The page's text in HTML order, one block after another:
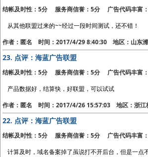
结帐及时性：5分 服务商信誉：5分 广告代码丰富
从其他联盟过来的~~经过一段时间测试，还不错！
作者：匿名 时间：2017/4/29 8:40:30 地区：山东
23. 点评：海蓝广告联盟
结帐及时性：5分 服务商信誉：5分 广告代码丰富
产品数据好，结算快，好联盟，可以试试
作者：匿名 时间：2017/4/26 15:57:03 地区：浙江
22. 点评：海蓝广告联盟
结帐及时性：5分 服务商信誉：5分 广告代码丰富
计算及时，域名备案掉了虽说打不开后台，但是一点